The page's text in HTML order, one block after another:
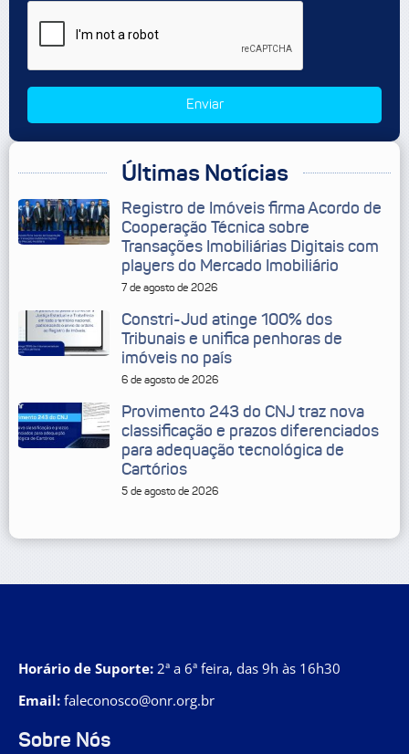
Enviar
Últimas Notícias
Registro de Imóveis firma Acordo de
Cooperação Técnica sobre
Transações Imobiliárias Digitais com
players do Mercado Imobiliário
7 de agosto de 2026
Constri-Jud atinge 100% dos
Tribunais e unifica penhoras de
imóveis no país
6 de agosto de 2026
Provimento 243 do CNJ traz nova
classificação e prazos diferenciados
para adequação tecnológica de
Cartórios
5 de agosto de 2026
Horário de Suporte: 2ª a 6ª feira, das 9h às 16h30
Email: faleconosco@onr.org.br
Sobre Nós